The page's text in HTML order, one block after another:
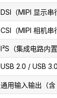
DSI（MIPI 显示串
CSI（MIPI 相机串
I²S（集成电路内
USB 2.0 / USB 3.0
通用输入输出（含